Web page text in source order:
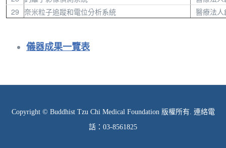
29 奈米粒子追蹤和電位分析系統 醫療法
儀器成果一覽表
Copyright © Buddhist Tzu Chi Medical Foundation 版權所有. 連絡電
話：03-8561825